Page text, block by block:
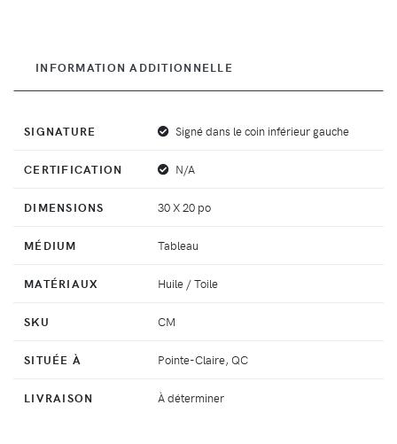
INFORMATION ADDITIONNELLE
SIGNATURE Signé dans le coin inférieur gauche
CERTIFICATION N/A
DIMENSIONS 30 X 20 po
MÉDIUM Tableau
MATÉRIAUX Huile / Toile
SKU CM
SITUÉE À Pointe-Claire, QC
LIVRAISON À déterminer